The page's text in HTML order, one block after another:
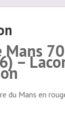
Mans 70
–
du Mans en